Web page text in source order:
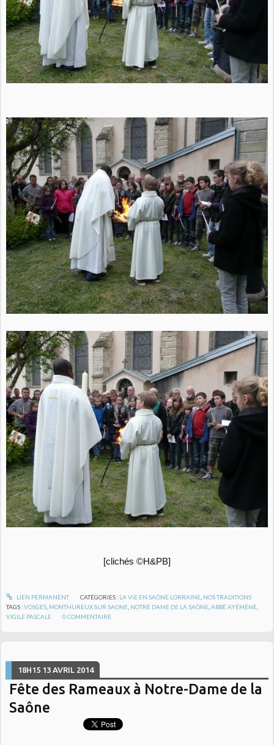
[clichés ©H&PB]
LIEN PERMANENT CATÉGORIES : LA VIE EN SAÔNE LORRAINE, NOS TRADITIONS
TAGS :VOSGES, MONTHUREUX SUR SAONE, NOTRE DAME DE LA SAÔNE,ABBÉ AYÉMÉNÉ,
VIGILE PASCALE
0 COMMENTAIRE
18H15 13 AVRIL 2014
Fête des Rameaux à Notre-Dame de la
Saône